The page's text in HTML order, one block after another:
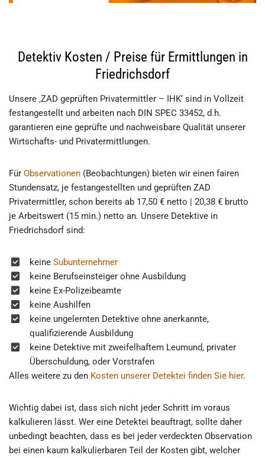
Detektiv Kosten / Preise für Ermittlungen in
Friedrichsdorf
Unsere ‚ZAD geprüften Privatermittler – IHK‘ sind in Vollzeit
festangestellt und arbeiten nach DIN SPEC 33452, d.h.
garantieren eine geprüfte und nachweisbare Qualität unserer
Wirtschafts- und Privatermittlungen.
Für Observationen (Beobachtungen) bieten wir einen fairen
Stundensatz, je festangestellten und geprüften ZAD
Privatermittler, schon bereits ab 17,50 € netto | 20,38 € brutto
je Arbeitswert (15 min.) netto an. Unsere Detektive in
Friedrichsdorf sind:
keine Subunternehmer
keine Berufseinsteiger ohne Ausbildung
keine Ex-Polizeibeamte
keine Aushilfen
keine ungelernten Detektive ohne anerkannte,
qualifizierende Ausbildung
keine Detektive mit zweifelhaftem Leumund, privater
Überschuldung, oder Vorstrafen
Alles weitere zu den Kosten unserer Detektei finden Sie hier.
Wichtig dabei ist, dass sich nicht jeder Schritt im voraus
kalkulieren lässt. Wer eine Detektei beauftragt, sollte daher
unbedingt beachten, dass es bei jeder verdeckten Observation
bei einen kaum kalkulierbaren Teil der Kosten gibt, welcher